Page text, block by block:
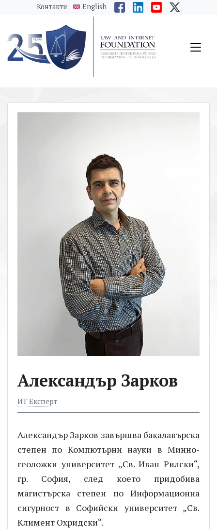
messages.Skip to main content
Контакти English
Александър Зарков
ИТ Експерт
Александър Зарков завършва бакалавърска
степен по Компютърни науки в Минно-
геоложки университет „Св. Иван Рилски“,
гр. София, след което придобива
магистърска степен по Информационна
сигурност в Софийски университет „Св.
Климент Охридски“.